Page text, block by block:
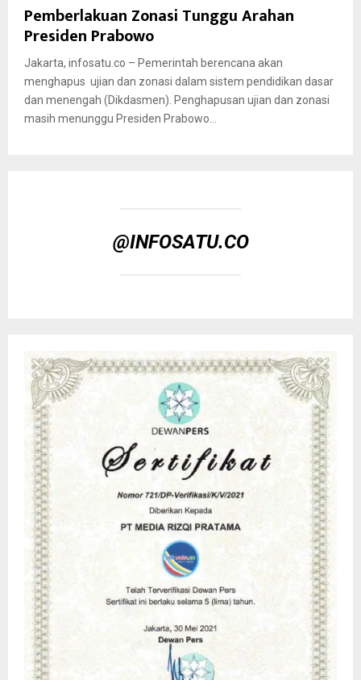
Pemberlakuan Zonasi Tunggu Arahan
Presiden Prabowo
Jakarta, infosatu.co – Pemerintah berencana akan
menghapus ujian dan zonasi dalam sistem pendidikan dasar
dan menengah (Dikdasmen). Penghapusan ujian dan zonasi
masih menunggu Presiden Prabowo...
@INFOSATU.CO